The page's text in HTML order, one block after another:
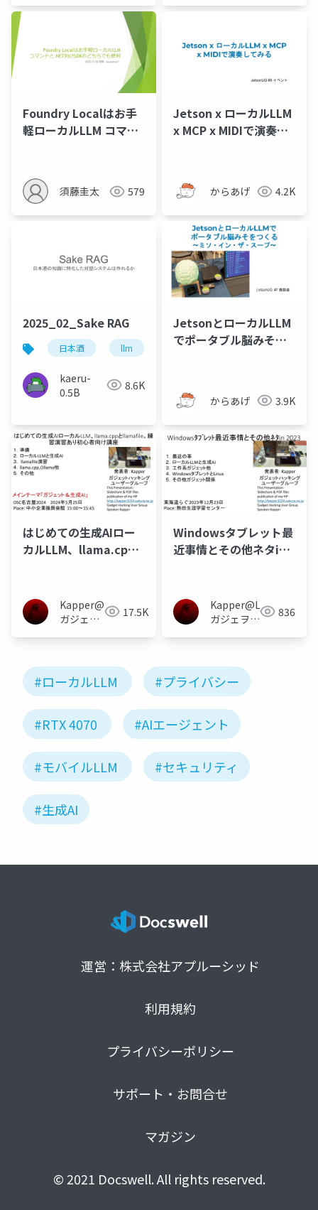
Foundry Localはお手
軽ローカルLLM コマン
須藤圭太 579
Jetson x ローカルLLM
x MCP x MIDIで演奏し
からあげ 4.2K
2025_02_Sake RAG
日本酒 llm ローカルllm
kaeru-
0.5B
8.6K
JetsonとローカルLLM
でポータブル脳みそを
からあげ 3.9K
はじめての生成AIロー
カルLLM、llama.cpp
Kapper@Linux
ガジェヲ
作大好き
17.5K
Windowsタブレット最
近事情とその他ネタin
ザーグループKapper@Linux
ガジェヲタ
836
#ローカルLLM #プライバシー
#RTX 4070 #AIエージェント
#モバイルLLM #セキュリティ
#生成AI
運営：株式会社アプルーシッド
利用規約
プライバシーポリシー
サポート・お問合せ
マガジン
© 2021 Docswell. All rights reserved.